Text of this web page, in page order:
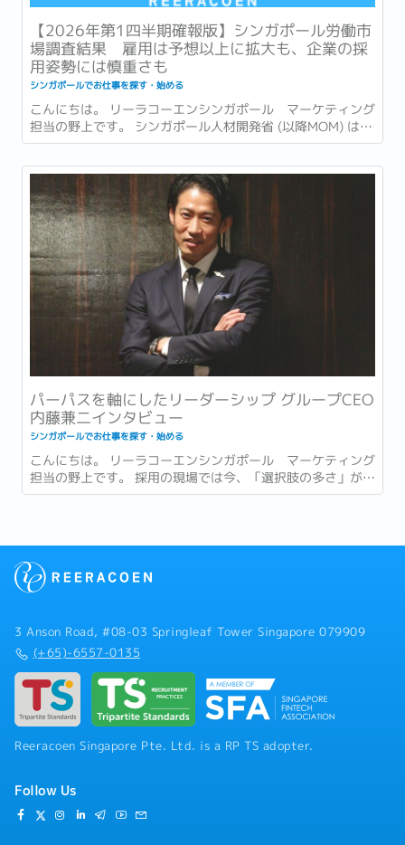
【2026年第1四半期確報版】シンガポール労働市
場調査結果 雇用は予想以上に拡大も、企業の採
用姿勢には慎重さも
シンガポールでお仕事を探す・始める
こんにちは。 リーラコーエンシンガポール マーケティング
担当の野上です。 シンガポール人材開発省 (以降MOM) は先
日の2026年6月15日、2026年第1四半期 (1〜3月) の労働市
場レポート (Labour Market Report) を発表しました。...
パーパスを軸にしたリーダーシップ グループCEO
内藤兼二インタビュー
シンガポールでお仕事を探す・始める
こんにちは。 リーラコーエンシンガポール マーケティング
担当の野上です。 採用の現場では今、「選択肢の多さ」が新
たな難しさとして語られるようになっています。...
3 Anson Road, #08-03 Springleaf Tower Singapore 079909
(+65)-6557-0135
Reeracoen Singapore Pte. Ltd. is a RP TS adopter.
Follow Us